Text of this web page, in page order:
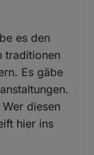
es den
traditionen
Es gäbe
diesen
hier ins